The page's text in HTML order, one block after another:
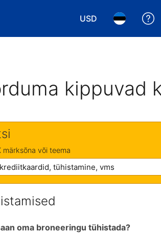
USD
Vali valuuta.Vali keel.
kippuvad
märksõna või teema
oma broneeringu tühistada?